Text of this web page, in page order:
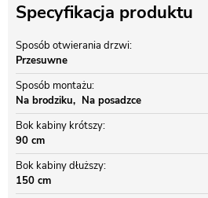
Specyfikacja produktu
Sposób otwierania drzwi
Przesuwne
Sposób montażu
Na brodziku
Na posadzce
Bok kabiny krótszy
90 cm
Bok kabiny dłuższy
150 cm